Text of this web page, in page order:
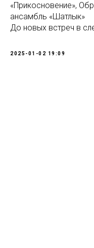
«Прикосновение»,
ансамбль «Шатлык»
До новых встреч в
2025-01-02 19:09